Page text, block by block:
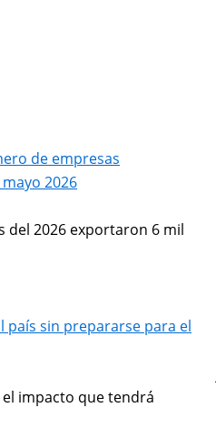
de empresas
2026
del 2026 exportaron 6 mil
país sin prepararse para el
impacto que tendrá